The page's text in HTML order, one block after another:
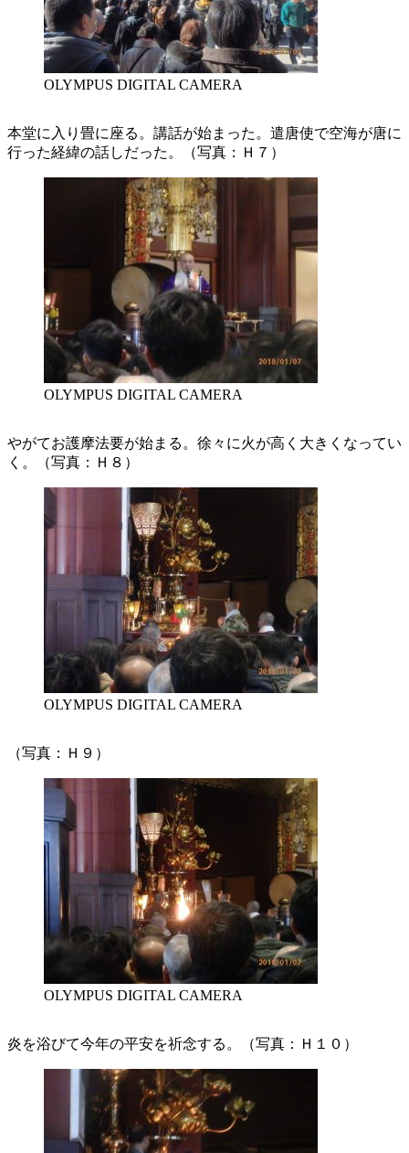
OLYMPUS DIGITAL CAMERA
本堂に入り畳に座る。講話が始まった。遣唐使で空海が唐に
行った経緯の話しだった。（写真：Ｈ７）
OLYMPUS DIGITAL CAMERA
やがてお護摩法要が始まる。徐々に火が高く大きくなってい
く。（写真：Ｈ８）
OLYMPUS DIGITAL CAMERA
（写真：Ｈ９）
OLYMPUS DIGITAL CAMERA
炎を浴びて今年の平安を祈念する。（写真：Ｈ１０）